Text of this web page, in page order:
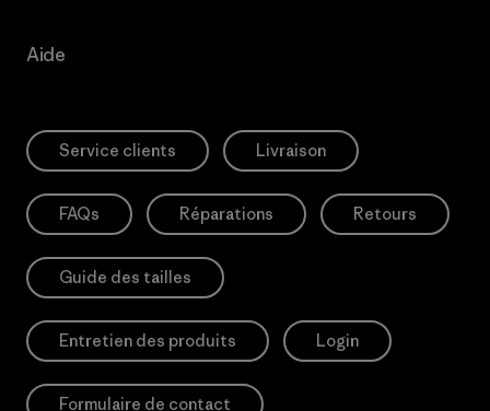
Aide
Service clients Livraison
FAQs Réparations Retours
Guide des tailles
Entretien des produits Login
Formulaire de contact